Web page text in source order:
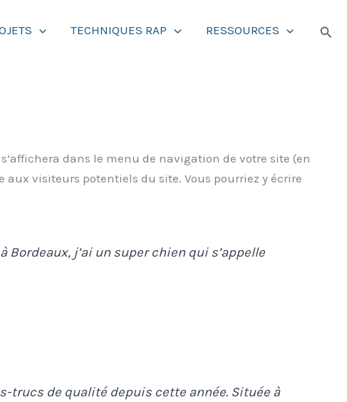
TECHNIQUES RAP RESSOURCES
dans le menu de navigation de votre site (en
visiteurs potentiels du site. Vous pourriez y écrire
j’ai un super chien qui s’appelle
trucs de qualité depuis cette année. Située à